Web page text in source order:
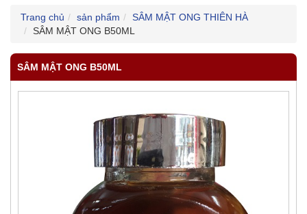
Trang chủ sản phẩm
SÂM MẬT ONG THIÊN HÀ
SÂM MẬT ONG B50ML
SÂM MẬT ONG B50ML